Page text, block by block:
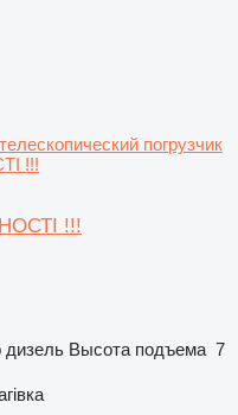
погрузчик
!!!
!!!
дизель Высота подъема 7